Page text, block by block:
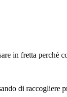
in fretta perché
di